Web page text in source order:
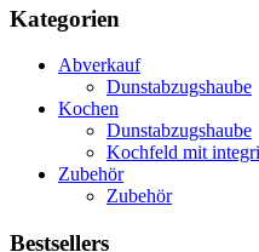
Kategorien
Abverkauf
Dunstabzugshaube
Kochen
Dunstabzugshaube
Kochfeld mit
Zubehör
Zubehör
Bestsellers